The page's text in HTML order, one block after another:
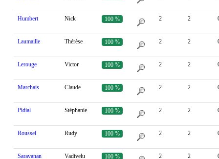
Humbert Nick 100 % 2 2
Laumaille Thérèse 100 % 2 2
Lerouge Victor 100 % 2 2
Marchais Claude 100 % 2 2
Pidial Stéphanie 100 % 2 2
Roussel Rudy 100 % 2 2
Saravanan Vadivelu 100 % 2 2